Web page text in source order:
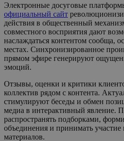
Электронные досуговые
официальный сайт
действия в общественный
совместного восприятия дают
наслаждаться контентом сообща,
местах. Синхронизированное
прямом эфире генерируют
эмоций.
Отзывы, оценки и критики
коллектив рядом с контента.
стимулируют беседы и обмен
медиа в интерактивный явление.
распространять подборками,
объединения и принимать
материалов.